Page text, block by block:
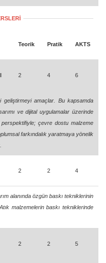
Teorik Pratik AKTS
2 4 6
geliştirmeyi amaçlar. Bu kapsamda
ve dijital uygulamalar üzerinde
perspektifiyle; çevre dostu malzeme
farkındalık yaratmaya yönelik
2 2 4
alanında özgün baskı tekniklerinin
malzemelerin baskı tekniklerinde
2 2 5